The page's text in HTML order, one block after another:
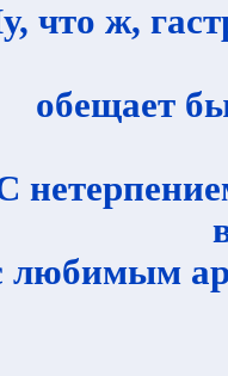
что ж,
обещает
любимым